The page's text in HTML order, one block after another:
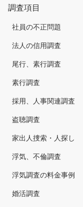
調査項目
社員の不正問題
法人の信用調査
尾行、素行調査
素行調査
採用、人事関連調査
盗聴調査
家出人捜索・人探し
浮気、不倫調査
浮気調査の料金事例
婚活調査